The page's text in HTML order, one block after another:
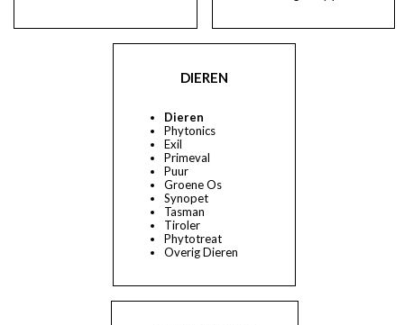
DIEREN
Dieren
Phytonics
Exil
Primeval
Puur
Groene Os
Synopet
Tasman
Tiroler
Phytotreat
Overig Dieren